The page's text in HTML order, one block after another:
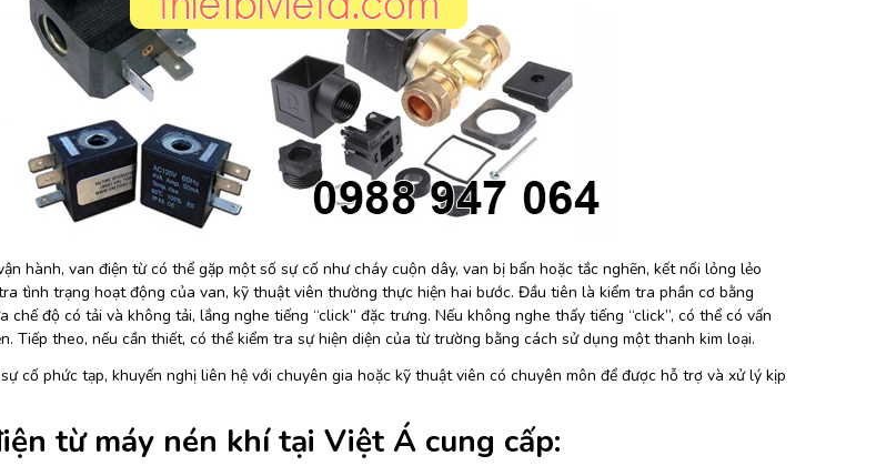
hành, van điện từ có thể gặp một số sự cố như cháy cuộn dây, van bị bẩn hoặc tắc nghẽn, kết nối lỏng lẻo
tình trạng hoạt động của van, kỹ thuật viên thường thực hiện hai bước. Đầu tiên là kiểm tra phần cơ bằng
chế độ có tải và không tải, lắng nghe tiếng “click” đặc trưng. Nếu không nghe thấy tiếng “click”, có thể có vấn
Tiếp theo, nếu cần thiết, có thể kiểm tra sự hiện diện của từ trường bằng cách sử dụng một thanh kim loại.
cố phức tạp, khuyến nghị liên hệ với chuyên gia hoặc kỹ thuật viên có chuyên môn để được hỗ trợ và xử lý kịp
từ máy nén khí tại Việt Á cung cấp: